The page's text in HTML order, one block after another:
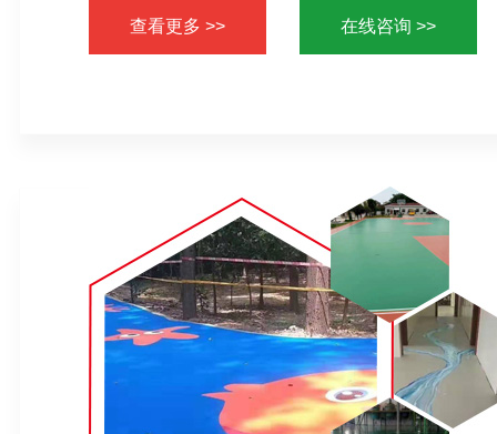
查看更多 >> 在线咨询 >>